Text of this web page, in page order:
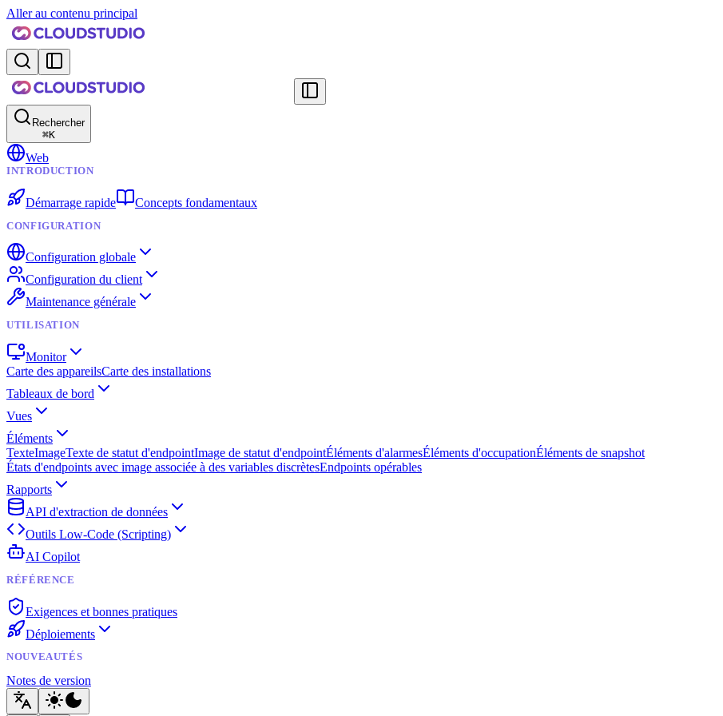
Aller au contenu principal
Rechercher
⌘K
Web
INTRODUCTION
Démarrage rapide Concepts fondamentaux
CONFIGURATION
Configuration globale
Configuration du client
Maintenance générale
UTILISATION
Monitor
Carte des appareilsCarte des installations
Tableaux de bord
Vues
Éléments
TexteImageTexte de statut d'endpointImage de statut d'endpointÉléments d'alarmesÉléments d'occupationÉléments de snapshot
États d'endpoints avec image associée à des variables discrètesEndpoints opérables
Rapports
API d'extraction de données
Outils Low-Code (Scripting)
AI Copilot
RÉFÉRENCE
Exigences et bonnes pratiques
Déploiements
NOUVEAUTÉS
Notes de version